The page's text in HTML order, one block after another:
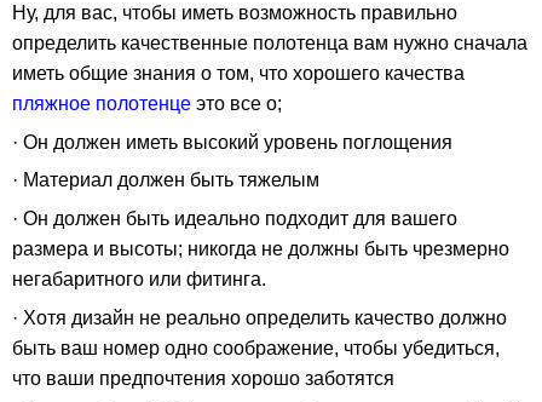
Ну, для вас, чтобы иметь возможность правильно
определить качественные полотенца вам нужно сначала
иметь общие знания о том, что хорошего качества
пляжное полотенце это все о;
· Он должен иметь высокий уровень поглощения
· Материал должен быть тяжелым
· Он должен быть идеально подходит для вашего
размера и высоты; никогда не должны быть чрезмерно
негабаритного или фитинга.
· Хотя дизайн не реально определить качество должно
быть ваш номер одно соображение, чтобы убедиться,
что ваши предпочтения хорошо заботятся